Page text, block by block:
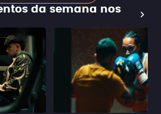
da semana nos